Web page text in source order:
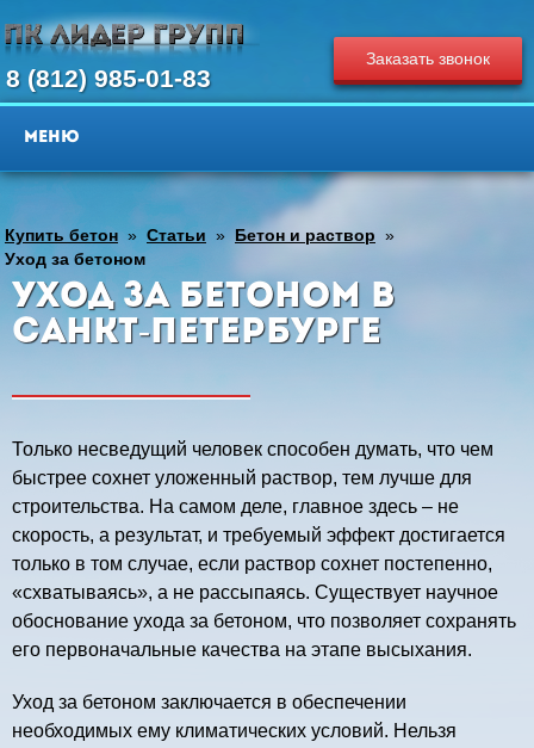
8 (812) 985-01-83
Заказать звонок
Купить бетон » Статьи » Бетон и раствор »
Уход за бетоном
Уход за бетоном в
Санкт-Петербурге
Только несведущий человек способен думать, что чем
быстрее сохнет уложенный раствор, тем лучше для
строительства. На самом деле, главное здесь – не
скорость, а результат, и требуемый эффект достигается
только в том случае, если раствор сохнет постепенно,
«схватываясь», а не рассыпаясь. Существует научное
обоснование ухода за бетоном, что позволяет сохранять
его первоначальные качества на этапе высыхания.
Уход за бетоном заключается в обеспечении
необходимых ему климатических условий. Нельзя